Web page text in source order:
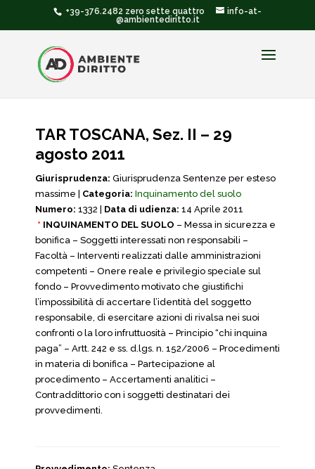
+39-376.2482 zero sette quattro
info-at-
@ambientediritto.it
TAR TOSCANA, Sez. II – 29
agosto 2011
Giurisprudenza: Giurisprudenza Sentenze per esteso
massime | Categoria: Inquinamento del suolo
Numero: 1332 | Data di udienza: 14 Aprile 2011
* INQUINAMENTO DEL SUOLO – Messa in sicurezza e
bonifica – Soggetti interessati non responsabili –
Facoltà – Interventi realizzati dalle amministrazioni
competenti – Onere reale e privilegio speciale sul
fondo – Provvedimento motivato che giustifichi
l’impossibilità di accertare l’identità del soggetto
responsabile, di esercitare azioni di rivalsa nei suoi
confronti o la loro infruttuosità – Principio “chi inquina
paga” – Artt. 242 e ss. d.lgs. n. 152/2006 – Procedimenti
in materia di bonifica – Partecipazione al
procedimento – Accertamenti analitici –
Contraddittorio con i soggetti destinatari dei
provvedimenti.